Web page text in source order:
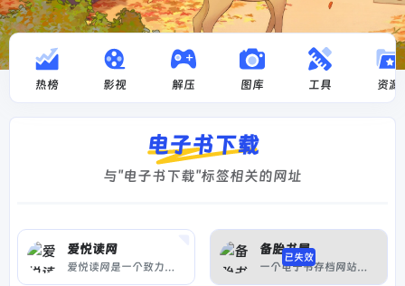
热榜 影视 解压 图库 工具 资源
电子书下载
与"电子书下载"标签相关的网址
爱悦读网
爱悦读网是一个致力于提供免费电子书资源分享的网站，汇集了各类文学、历史、科技、教育等题材图书。平台通过夸克网盘提供高速下载通道，界面简洁，使用便捷，是广大电子书爱好者寻找资料、获取知识的实用平台。
备胎书屋
一个电子书存档网站，为网文爱好者服务！
已失效